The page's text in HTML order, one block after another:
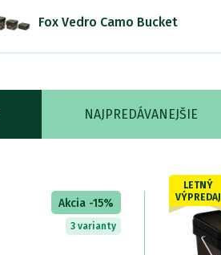
Fox Vedro Camo Bucket
NAJPREDÁVANEJŠIE
Akcia -15%
3 varianty
LETNÝ
VÝPREDAJ